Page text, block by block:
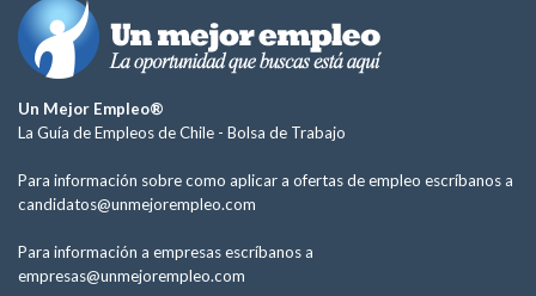
Un Mejor Empleo®
La Guía de Empleos de Chile - Bolsa de Trabajo
Para información sobre como aplicar a ofertas de empleo escríbanos a
candidatos@unmejorempleo.com
Para información a empresas escríbanos a
empresas@unmejorempleo.com